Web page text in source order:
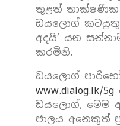
තුළත් තාක්ෂණික
ඩයලොග් කටයුතු
අදයි’ යන
කරමිනි.
ඩයලොග්
www.dialog.lk/5g
ඩයලොග්, මෙම
ජාලය අනෙකුත්